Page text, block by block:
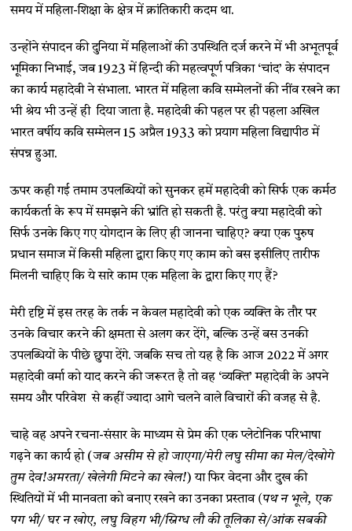
समय में महिला-शिक्षा के क्षेत्र में क्रांतिकारी कदम था.
उन्होंने संपादन की दुनिया में महिलाओं की उपस्थिति दर्ज करने में भी अभूतपूर्व
भूमिका निभाई, जब 1923 में हिन्दी की महत्वपूर्ण पत्रिका ‘चांद’ के संपादन
का कार्य महादेवी ने संभाला. भारत में महिला कवि सम्मेलनों की नींव रखने का
भी श्रेय भी उन्हें ही दिया जाता है. महादेवी की पहल पर ही पहला अखिल
भारत वर्षीय कवि सम्मेलन 15 अप्रैल 1933 को प्रयाग महिला विद्यापीठ में
संपन्न हुआ.
ऊपर कही गई तमाम उपलब्धियों को सुनकर हमें महादेवी को सिर्फ एक कर्मठ
कार्यकर्ता के रूप में समझने की भ्रांति हो सकती है. परंतु क्या महादेवी को
सिर्फ उनके किए गए योगदान के लिए ही जानना चाहिए? क्या एक पुरुष
प्रधान समाज में किसी महिला द्वारा किए गए काम को बस इसीलिए तारीफ
मिलनी चाहिए कि ये सारे काम एक महिला के द्वारा किए गए हैं?
मेरी दृष्टि में इस तरह के तर्क न केवल महादेवी को एक व्यक्ति के तौर पर
उनके विचार करने की क्षमता से अलग कर देंगे, बल्कि उन्हें बस उनकी
उपलब्धियों के पीछे छुपा देंगे. जबकि सच तो यह है कि आज 2022 में अगर
महादेवी वर्मा को याद करने की जरूरत है तो वह ‘व्यक्ति’ महादेवी के अपने
समय और परिवेश से कहीं ज्यादा आगे चलने वाले विचारों की वजह से है.
चाहे वह अपने रचना-संसार के माध्यम से प्रेम की एक प्लेटोनिक परिभाषा
गढ़ने का कार्य हो (जब असीम से हो जाएगा/मेरी लघु सीमा का मेल/देखोगे
तुम देव!अमरता/ खेलेगी मिटने का खेल!) या फिर वेदना और दुख की
स्थितियों में भी मानवता को बनाए रखने का उनका प्रस्ताव (पथ न भूले, एक
पग भी/ घर न खोए, लघु विहग भी/स्निग्ध लौ की तूलिका से/आंक सबकी